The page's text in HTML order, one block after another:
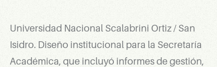
Universidad Nacional Scalabrini Ortiz / San
Isidro. Diseño institucional para la Secretaría
Académica, que incluyó informes de gestión,